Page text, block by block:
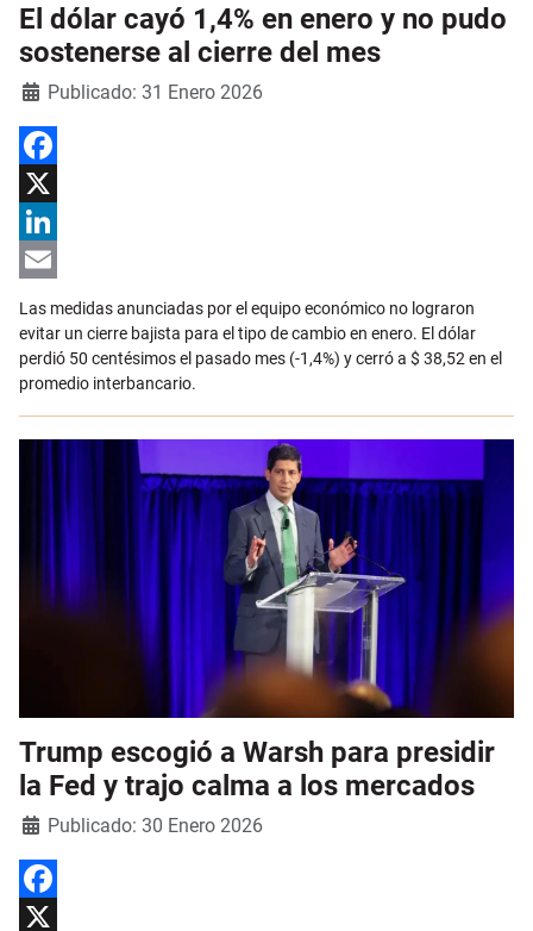
El dólar cayó 1,4% en enero y no pudo
sostenerse al cierre del mes
Detalles
Publicado: 31 Enero 2026
Facebook
X
LinkedIn
Las medidas anunciadas por el equipo económico no lograron
evitar un cierre bajista para el tipo de cambio en enero. El dólar
perdió 50 centésimos el pasado mes (-1,4%) y cerró a $ 38,52 en el
promedio interbancario.
Trump escogió a Warsh para presidir
la Fed y trajo calma a los mercados
Detalles
Publicado: 30 Enero 2026
Facebook